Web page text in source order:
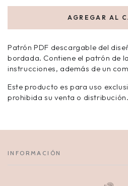
AGREGAR AL
Patrón PDF descargable del
bordada. Contiene el patrón de
instrucciones, además de un
Este producto es para uso
prohibida su venta o distribución.
INFORMACIÓN